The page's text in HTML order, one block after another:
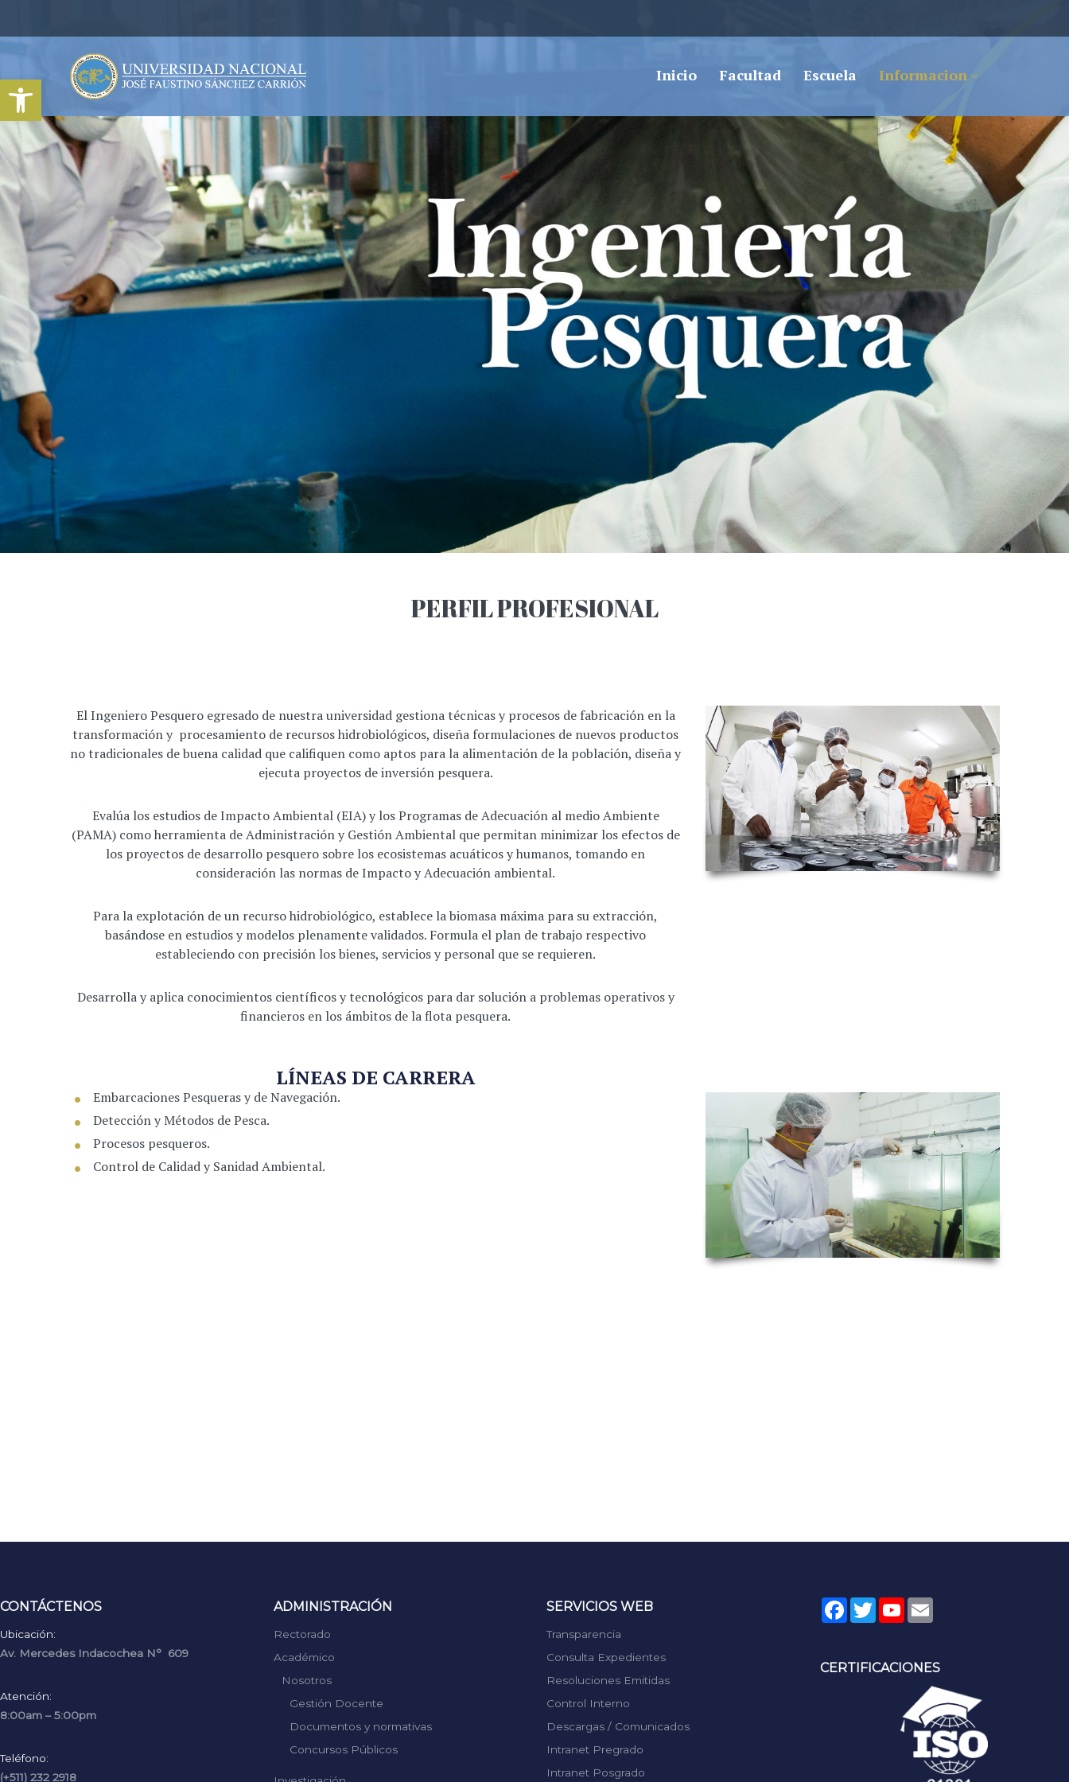
Abrir barra de herramientas Inicio Facultad Escuela Informacion
PERFIL PROFESIONAL
El Ingeniero Pesquero egresado de nuestra universidad gestiona técnicas y procesos de fabricaciónen la
transformación y procesamiento de recursos hidrobiológicos, diseña formulaciones de nuevos productos
no tradicionales de buena calidad que califiquen como aptos para la alimentación de la población, diseña y
ejecuta proyectos de inversión pesquera.
Evalúa los estudios de Impacto Ambiental (EIA) y los Programas de Adecuación al medio Ambiente
(PAMA) como herramienta de Administración y Gestión Ambiental que permitan minimizar los efectos de
los proyectos de desarrollo pesquero sobre los ecosistemas acuáticos y humanos, tomando en
consideración las normas de Impacto y Adecuación ambiental.
Para la explotación de un recurso hidrobiológico, establece la biomasa máxima para su extracción,
basándose en estudios y modelos plenamente validados. Formula el plan de trabajo respectivo
estableciendo con precisión los bienes, servicios y personal que se requieren.
Desarrolla y aplica conocimientos científicos y tecnológicos para dar solución a problemas operativos y
financieros en los ámbitos de la flota pesquera.
LÍNEAS DE CARRERA
Embarcaciones Pesqueras y de Navegación.
Detección y Métodos de Pesca.
Procesos pesqueros.
Control de Calidad y Sanidad Ambiental.
CONTÁCTENOS
Ubicación:
Av. Mercedes Indacochea N° 609
Atención:
8:00am – 5:00pm
Teléfono:
(+511) 232 2918
ADMINISTRACIÓN
Rectorado
Académico
Nosotros
Gestión Docente
Documentos y normativas
Concursos Públicos
SERVICIOS WEB
Transparencia
Consulta Expedientes
Resoluciones Emitidas
Control Interno
Descargas / Comunicados
Intranet Pregrado
Intranet Posgrado
Facebook
TwitterYouTubeEmail
CERTIFICACIONES